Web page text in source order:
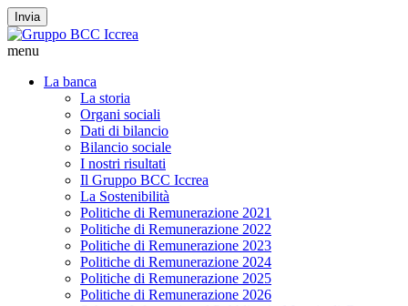
Invia
menu
La banca
La storia
Organi sociali
Dati di bilancio
Bilancio sociale
I nostri risultati
Il Gruppo BCC Iccrea
La Sostenibilità
Politiche di Remunerazione 2021
Politiche di Remunerazione 2022
Politiche di Remunerazione 2023
Politiche di Remunerazione 2024
Politiche di Remunerazione 2025
Politiche di Remunerazione 2026